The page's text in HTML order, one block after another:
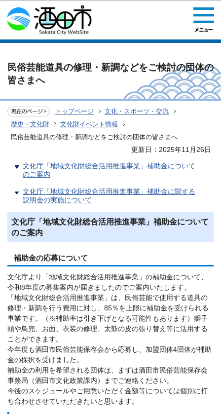
このページの本文へ移動
民俗芸能道具の修理・新調などをご検討の団体の
皆さまへ
トップページ
文化・スポーツ・交流
歴史・文化財
文化財イベント情報
民俗芸能道具の修理・新調などをご検討の団体の皆さまへ
更新日：2025年11月26日
文化庁「地域文化財総合活用推進事業」補助金について
のご案内
文化庁「地域文化財総合活用推進事業」補助金に関する
説明会の実施について
文化庁「地域文化財総合活用推進事業」補助金について
のご案内
補助金の応募について
文化庁より「地域文化財総合活用推進事業」の補助金について、
令和8年度の募集案内が届きましたのでご案内いたします。
「地域文化財総合活用推進事業」は、民俗芸能で使用する道具の
修理・新調を行う費用に対し、85％を上限に補助金を受けられる
事業です。（※補助率は引き下げとなる可能性もあります）獅子
頭や鳥兜、お面、衣装の修理、太鼓の皮の張り替え等に活用する
ことができます。
今年度も酒田市民俗芸能保存会から応募し、加盟団体4団体が補助
金の採択を受けました。
補助金の利用を希望される団体は、まずは酒田市民俗芸能保存会
事務局（酒田市文化政策課内）までご連絡ください。
今後のスケジュールやご用意いただく金額等については個別に打
ち合わせさせていただきたいと思います。